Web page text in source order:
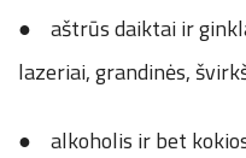
● aštrūs daiktai ir
lazeriai, grandinės,
● alkoholis ir bet